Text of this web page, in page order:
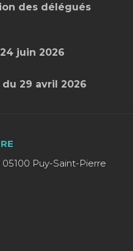
des délégués
juin 2026
29 avril 2026
Puy-Saint-Pierre